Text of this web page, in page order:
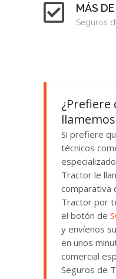
MÁS
Seguros
¿Prefiere
Si prefiere
técnicos
Tractor le
comparativa
Tractor por
el botón de
y envíenos
en unos
comercial
Seguros de